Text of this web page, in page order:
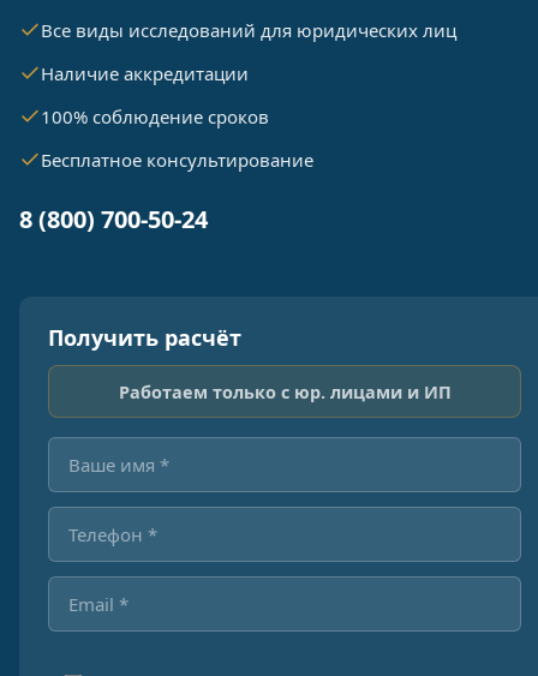
Все виды исследований для юридических лиц
Наличие аккредитации
100% соблюдение сроков
Бесплатное консультирование
8 (800) 700-50-24
Получить расчёт
Работаем только с юр. лицами и ИП